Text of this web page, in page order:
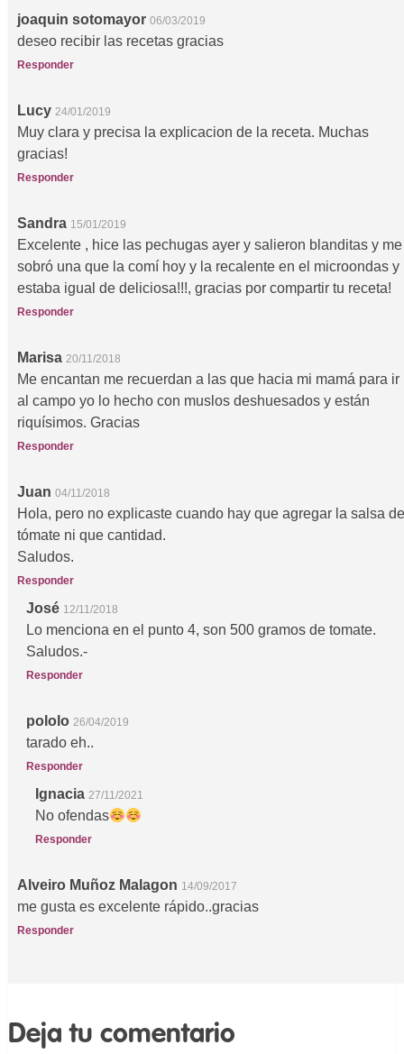
joaquin sotomayor 06/03/2019
deseo recibir las recetas gracias
Responder
Lucy 24/01/2019
Muy clara y precisa la explicacion de la receta. Muchas
gracias!
Responder
Sandra 15/01/2019
Excelente , hice las pechugas ayer y salieron blanditas y me
sobró una que la comí hoy y la recalente en el microondas y
estaba igual de deliciosa!!!, gracias por compartir tu receta!
Responder
Marisa 20/11/2018
Me encantan me recuerdan a las que hacia mi mamá para ir
al campo yo lo hecho con muslos deshuesados y están
riquísimos. Gracias
Responder
Juan 04/11/2018
Hola, pero no explicaste cuando hay que agregar la salsa de
tómate ni que cantidad.
Saludos.
Responder
José 12/11/2018
Lo menciona en el punto 4, son 500 gramos de tomate.
Saludos.-
Responder
pololo 26/04/2019
tarado eh..
Responder
Ignacia 27/11/2021
No ofendas
Responder
Alveiro Muñoz Malagon 14/09/2017
me gusta es excelente rápido..gracias
Responder
Deja tu comentario